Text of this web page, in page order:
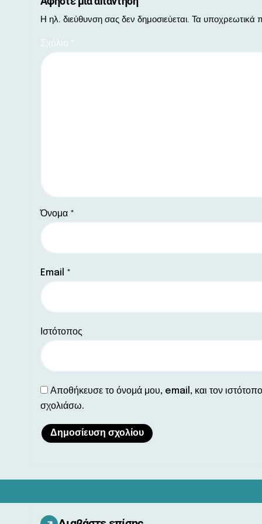
Η ηλ. διεύθυνση σας δεν δημοσιεύεται. Τα υποχρεωτικά
Σχόλιο *
Όνομα *
Email *
Ιστότοπος
Αποθήκευσε το όνομά μου, email, και τον
σχολιάσω.